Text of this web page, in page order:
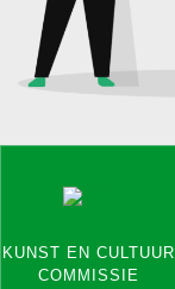
KUNST EN CULTUUR
COMMISSIE